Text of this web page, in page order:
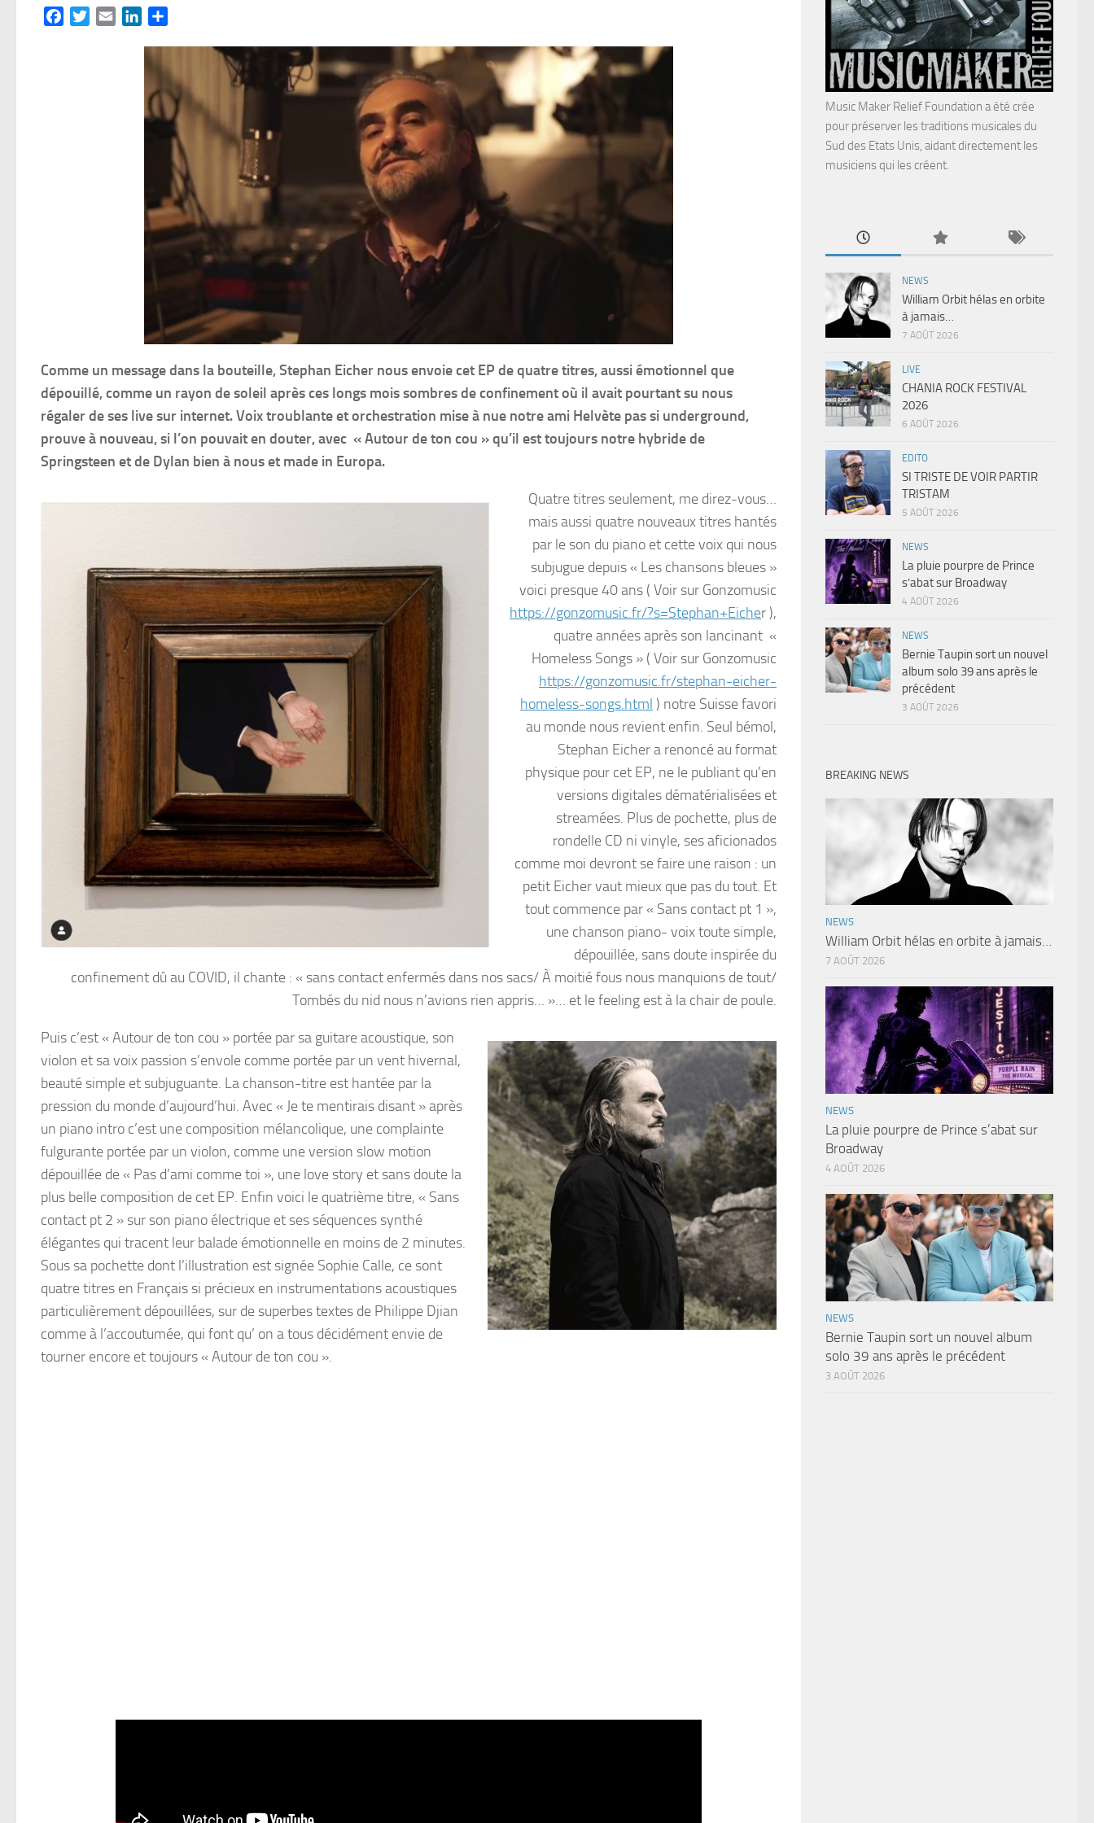
FacebookTwitterEmail LinkedIn
Comme un message dans la bouteille, Stephan Eicher nous envoie cet EP de quatre titres, aussi émotionnel que
dépouillé, comme un rayon de soleil après ces longs mois sombres de confinement où il avait pourtant su nous
régaler de ses live sur internet. Voix troublante et orchestration mise à nue notre ami Helvète pas si underground,
prouve à nouveau, si l’on pouvait en douter, avec « Autour de ton cou » qu’il est toujours notre hybride de
Springsteen et de Dylan bien à nous et made in Europa.
Quatre titres seulement, me direz-vous…
mais aussi quatre nouveaux titres hantés
par le son du piano et cette voix qui nous
subjugue depuis « Les chansons bleues »
voici presque 40 ans ( Voir sur Gonzomusic
https://gonzomusic.fr/?s=Stephan+Eicher ),
quatre années après son lancinant «
Homeless Songs » ( Voir sur Gonzomusic
https://gonzomusic.fr/stephan-eicher-
homeless-songs.html ) notre Suisse favori
au monde nous revient enfin. Seul bémol,
Stephan Eicher a renoncé au format
physique pour cet EP, ne le publiant qu’en
versions digitales dématérialisées et
streamées. Plus de pochette, plus de
rondelle CD ni vinyle, ses aficionados
comme moi devront se faire une raison : un
petit Eicher vaut mieux que pas du tout. Et
tout commence par « Sans contact pt 1 »,
une chanson piano- voix toute simple,
dépouillée, sans doute inspirée du
confinement dû au COVID, il chante : « sans contact enfermés dans nos sacs/ À moitié fous nous manquions de tout/
Tombés du nid nous n’avions rien appris… »… et le feeling est à la chair de poule.
Puis c’est « Autour de ton cou » portée par sa guitare acoustique, son
violon et sa voix passion s’envole comme portée par un vent hivernal,
beauté simple et subjuguante. La chanson-titre est hantée par la
pression du monde d’aujourd’hui. Avec « Je te mentirais disant » après
un piano intro c’est une composition mélancolique, une complainte
fulgurante portée par un violon, comme une version slow motion
dépouillée de « Pas d’ami comme toi », une love story et sans doute la
plus belle composition de cet EP. Enfin voici le quatrième titre, « Sans
contact pt 2 » sur son piano électrique et ses séquences synthé
élégantes qui tracent leur balade émotionnelle en moins de 2 minutes.
Sous sa pochette dont l’illustration est signée Sophie Calle, ce sont
quatre titres en Français si précieux en instrumentations acoustiques
particulièrement dépouillées, sur de superbes textes de Philippe Djian
comme à l’accoutumée, qui font qu’ on a tous décidément envie de
tourner encore et toujours « Autour de ton cou ».
Music Maker Relief Foundation a été crée
pour préserver les traditions musicales du
Sud des Etats Unis, aidant directement les
musiciens qui les créent.
NEWS
William Orbit hélas en orbite
à jamais…
7 AOÛT 2026
LIVE
CHANIA ROCK FESTIVAL
2026
6 AOÛT 2026
EDITO
SI TRISTE DE VOIR PARTIR
TRISTAM
5 AOÛT 2026
NEWS
La pluie pourpre de Prince
s’abat sur Broadway
4 AOÛT 2026
NEWS
Bernie Taupin sort un nouvel
album solo 39 ans après le
précédent
3 AOÛT 2026
BREAKING NEWS
NEWS
William Orbit hélas en orbite à jamais…
7 AOÛT 2026
NEWS
La pluie pourpre de Prince s’abat sur
Broadway
4 AOÛT 2026
NEWS
Bernie Taupin sort un nouvel album
solo 39 ans après le précédent
3 AOÛT 2026